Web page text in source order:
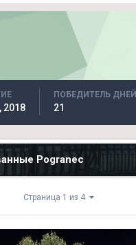
2018
ПОБЕДИТЕЛЬ ДНЕЙ
21
Pogranec
Страница 1 из 4